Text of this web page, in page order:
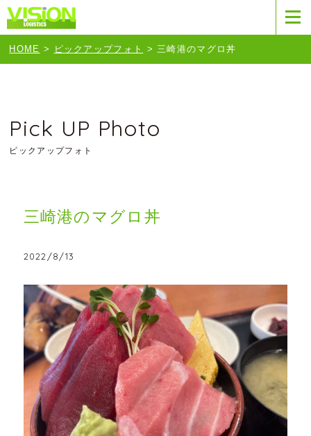
HOME > ピックアップフォト >三崎港のマグロ丼
Pick UP Photo
ピックアップフォト
三崎港のマグロ丼
2022/8/13